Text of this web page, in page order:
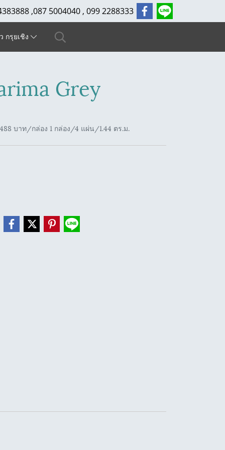
,087 5004040 , 099 2288333
กรุยเชิง
Grey
บาท/กล่อง 1 กล่อง/4 แผ่น/1.44 ตร.ม.